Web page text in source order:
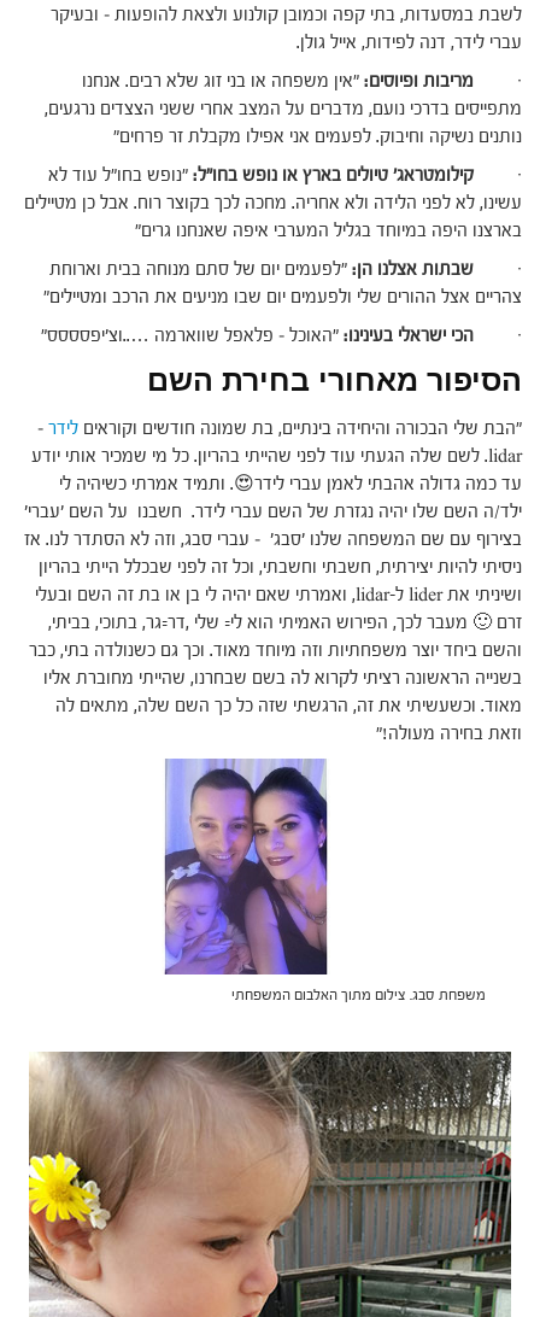
לשבת במסעדות, בתי קפה וכמובן קולנוע ולצאת להופעות – ובעיקר
עברי לידר, דנה לפידות, אייל גולן.
·
מריבות ופיוסים:"אין משפחה או בני זוג שלא רבים. אנחנו
מתפייסים בדרכי נועם, מדברים על המצב אחרי ששני הצצדים נרגעים,
נותנים נשיקה וחיבוק. לפעמים אני אפילו מקבלת זר פרחים"
·
קילומטראג' טיולים בארץ או נופש בחו"ל:"נופש בחו"ל עוד לא
עשינו, לא לפני הלידה ולא אחריה. מחכה לכך בקוצר רוח. אבל כן מטיילים
בארצנו היפה במיוחד בגליל המערבי איפה שאנחנו גרים"
·
שבתות אצלנו הן:"לפעמים יום של סתם מנוחה בבית וארוחת
צהריים אצל ההורים שלי ולפעמים יום שבו מניעים את הרכב ומטיילים"
·
הכי ישראלי בעינינו:"האוכל – פלאפל שווארמה …..וצ'יפסססס"
הסיפור מאחורי בחירת השם
"הבת שלי הבכורה והיחידה בינתיים, בת שמונה חודשים וקוראים לידר–
lidar. לשם שלה הגעתי עוד לפני שהייתי בהריון. כל מי שמכיר אותי יודע
עד כמה גדולה אהבתי לאמן עברי לידר😍. ותמיד אמרתי כשיהיה לי
ילד/ה השם שלו יהיה נגזרת של השם עברי לידר. חשבנו על השם 'עברי'
בצירוף עם שם המשפחה שלנו 'סבג' – עברי סבג, וזה לא הסתדר לנו. אז
ניסיתי להיות יצירתית, חשבתי וחשבתי, וכל זה לפני שבכלל הייתי בהריון
ושיניתי את lider ל-lidar, ואמרתי שאם יהיה לי בן או בת זה השם ובעלי
זרם 🙂 מעבר לכך, הפירוש האמיתי הוא לי= שלי ,דר=גר, בתוכי, בביתי,
והשם ביחד יוצר משפחתיות וזה מיוחד מאוד. וכך גם כשנולדה בתי, כבר
בשנייה הראשונה רציתי לקרוא לה בשם שבחרנו, שהייתי מחוברת אליו
מאוד. וכשעשיתי את זה, הרגשתי שזה כל כך השם שלה, מתאים לה
וזאת בחירה מעולה!"
משפחת סבג. צילום מתוך האלבום המשפחתי